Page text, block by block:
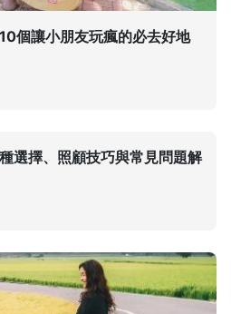
個讓小朋友玩瘋的必去好地
選擇、照顧技巧與常見問題解